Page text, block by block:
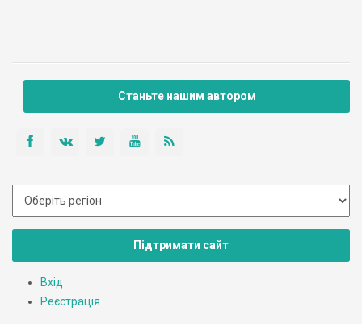
Станьте нашим автором
Підтримати сайт
Вхід
Реєстрація